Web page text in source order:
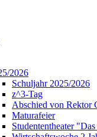
2026
Schuljahr 2025/2026
z^3-Tag
Abschied von Rektor
Maturafeier
Studententheater